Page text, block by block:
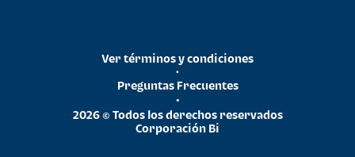
2026 © Todos los derechos reservados
Corporación Bi
•
Preguntas Frecuentes
•
Ver términos y condiciones